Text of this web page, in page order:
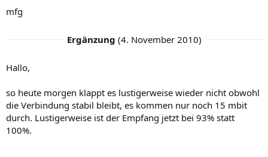
mfg
Ergänzung (4. November 2010)
Hallo,
so heute morgen klappt es lustigerweise wieder nicht obwohl
die Verbindung stabil bleibt, es kommen nur noch 15 mbit
durch. Lustigerweise ist der Empfang jetzt bei 93% statt
100%.